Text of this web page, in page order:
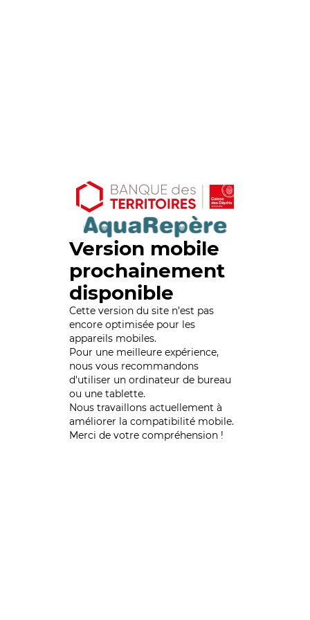
Version mobile
prochainement
disponible
Cette version du site n’est pas
encore optimisée pour les
appareils mobiles.
Pour une meilleure expérience,
nous vous recommandons
d'utiliser un ordinateur de bureau
ou une tablette.
Nous travaillons actuellement à
améliorer la compatibilité mobile.
Merci de votre compréhension !